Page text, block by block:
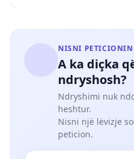
NISNI PETICIONIN
A ka diçka
ndryshosh?
Ndryshimi nuk
heshtur.
Nisni një lëvizje
peticion.